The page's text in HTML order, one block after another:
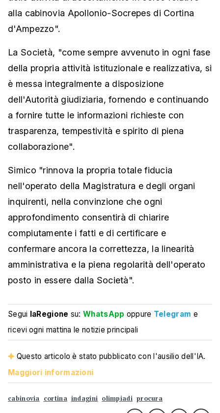
alla cabinovia Apollonio-Socrepes di Cortina
d'Ampezzo".
La Società, "come sempre avvenuto in ogni fase
della propria attività istituzionale e realizzativa, si
è messa integralmente a disposizione
dell'Autorità giudiziaria, fornendo e continuando
a fornire tutte le informazioni richieste con
trasparenza, tempestività e spirito di piena
collaborazione".
Simico "rinnova la propria totale fiducia
nell'operato della Magistratura e degli organi
inquirenti, nella convinzione che ogni
approfondimento consentirà di chiarire
compiutamente i fatti e di certificare e
confermare ancora la correttezza, la linearità
amministrativa e la piena regolarità dell'operato
posto in essere dalla Società".
Segui laRegione su:WhatsApp oppure Telegram e
ricevi ogni mattina le notizie principali
Questo articolo è stato pubblicato con l'ausilio dell'IA.
Maggiori informazioni
cabinovia cortina indagini olimpiadi procura